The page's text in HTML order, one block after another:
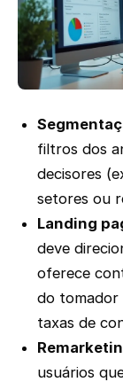
filtros dos
decisores
setores ou
Landing
deve
oferece
do tomador
taxas de
usuários